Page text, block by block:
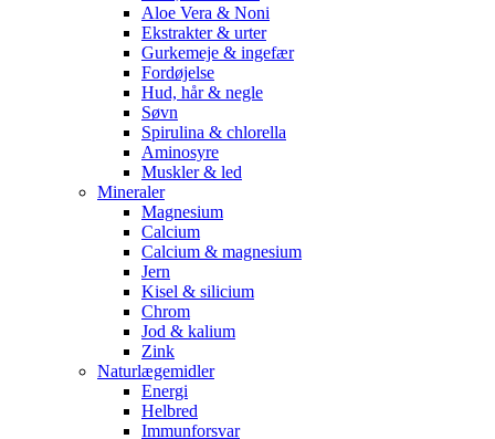
Aloe Vera & Noni
Ekstrakter & urter
Gurkemeje & ingefær
Fordøjelse
Hud, hår & negle
Søvn
Spirulina & chlorella
Aminosyre
Muskler & led
Mineraler
Magnesium
Calcium
Calcium & magnesium
Jern
Kisel & silicium
Chrom
Jod & kalium
Zink
Naturlægemidler
Energi
Helbred
Immunforsvar